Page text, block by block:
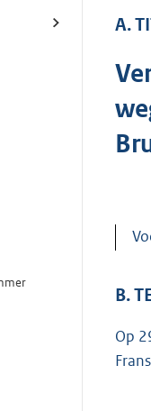
A.
B.
Op